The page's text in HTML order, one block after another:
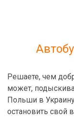
Решаете, чем
может,
Польши в
остановить свой